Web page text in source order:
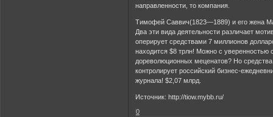
направленности, то компания.
Тимофей Саввич(1823—1889) и его жена
Два эти вида деятельности различает
оперирует средствами 7 миллионов
находится $8 трлн! Можно с уверенностью
дореволюционных меценатов? Но
контролирует российский бизнес-
журнала! $2,07 млрд.
Источник: http://tiow.mybb.ru/
0